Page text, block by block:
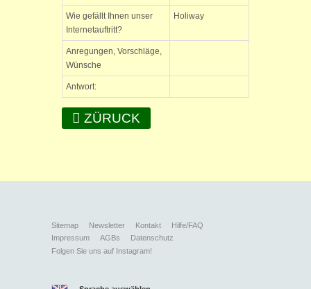
Wie gefällt Ihnen unser
Internetauftritt?
Holiway
Anregungen, Vorschläge,
Wünsche
Antwort:
ZÜRUCK
Sitemap Newsletter Kontakt
Hilfe/FAQ
Impressum
AGBs
Datenschutz
Folgen Sie uns auf Instagram!